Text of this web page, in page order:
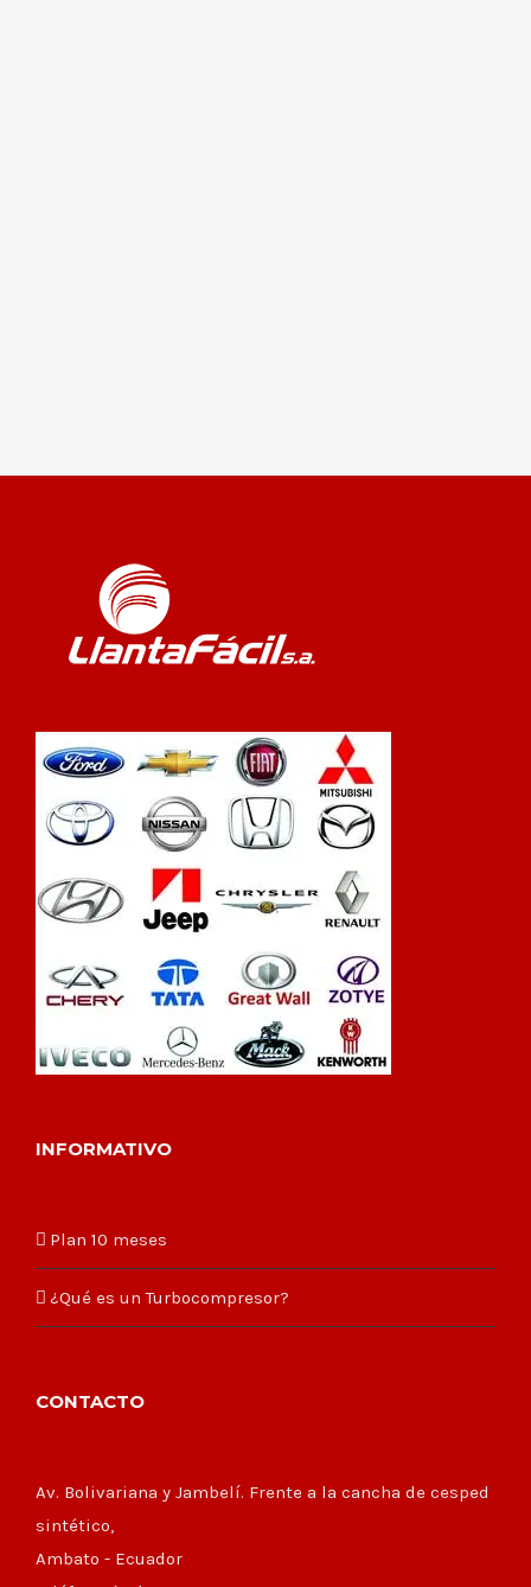
INFORMATIVO
Plan 10 meses
¿Qué es un Turbocompresor?
CONTACTO
Av. Bolivariana y Jambelí. Frente a la cancha de cesped
sintético,
Ambato - Ecuador